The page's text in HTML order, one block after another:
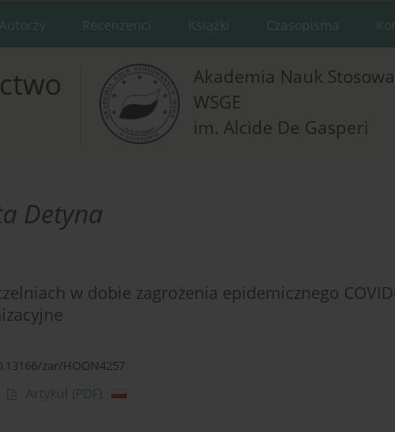
Autorzy Recenzenci Książki Czasopisma
Akademia Nauk
WSGE
im. Alcide De Gasperi
Detyna
w dobie zagrożenia epidemicznego
zar/HOON4257
Artykuł (PDF)